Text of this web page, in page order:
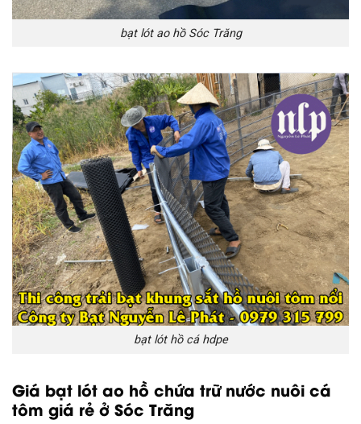
bạt lót ao hồ Sóc Trăng
bạt lót hồ cá hdpe
Giá bạt lót ao hồ chứa trữ nước nuôi cá
tôm giá rẻ ở Sóc Trăng